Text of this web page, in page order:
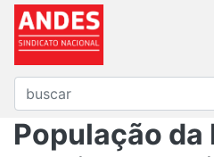
População da